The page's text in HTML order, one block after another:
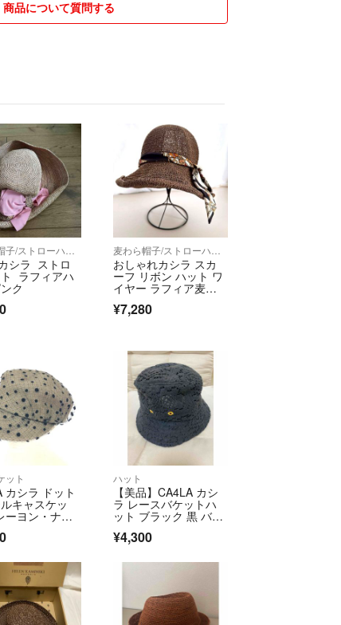
ただけますよう、ご理解とご協力をお願い申
】
（スレ・シワ・小さなほつれ等）がある場合
性質をご理解いただける方のみご購入くださ
り。交渉中でも先着順となります。
いします。
済みの正規品です。ご安心ください。
品は定期的に削除しています。梱包の丁寧さ
参考ください。
写真・本文に納得された方のみご購入くださ
ユーザー名の方は、購入前に一度コメントを
支払い予定日をお知らせください。
商品について質問する
麦わら帽子/ストローハット
シラ ストロ
ラフィアハ
ク
麦わら帽子/ストローハット
おしゃれカシラ スカ
ーフ リボン ハット ワ
イヤー ラフィア麦わ
¥7,280
ット
カシラ ドット
キャスケッ
ヨン・ナイ
ージュ レディ
ハット
【美品】CA4LA カシ
ラ レースバケットハ
ット ブラック 黒 バケ
ハ
¥4,300